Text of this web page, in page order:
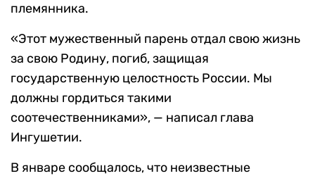
племянника.
«Этот мужественный парень отдал свою жизнь
за свою Родину, погиб, защищая
государственную целостность России. Мы
должны гордиться такими
соотечественниками», — написал глава
Ингушетии.
В январе сообщалось, что неизвестные